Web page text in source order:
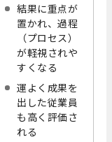
結果に重点が
置かれ、過程
（プロセス）
が軽視されや
すくなる
運よく成果を
出した従業員
も高く評価さ
れる